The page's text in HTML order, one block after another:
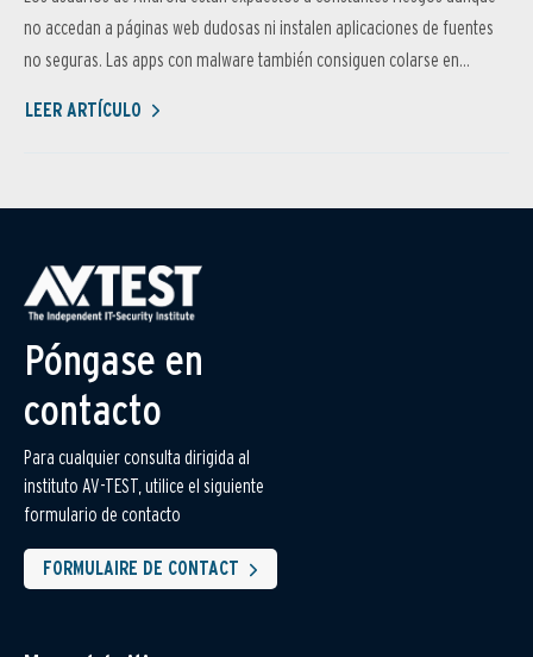
no accedan a páginas web dudosas ni instalen aplicaciones de fuentes
no seguras. Las apps con malware también consiguen colarse en...
LEER ARTÍCULO
Póngase en
contacto
Para cualquier consulta dirigida al
instituto AV-TEST, utilice el siguiente
formulario de contacto
FORMULAIRE DE CONTACT